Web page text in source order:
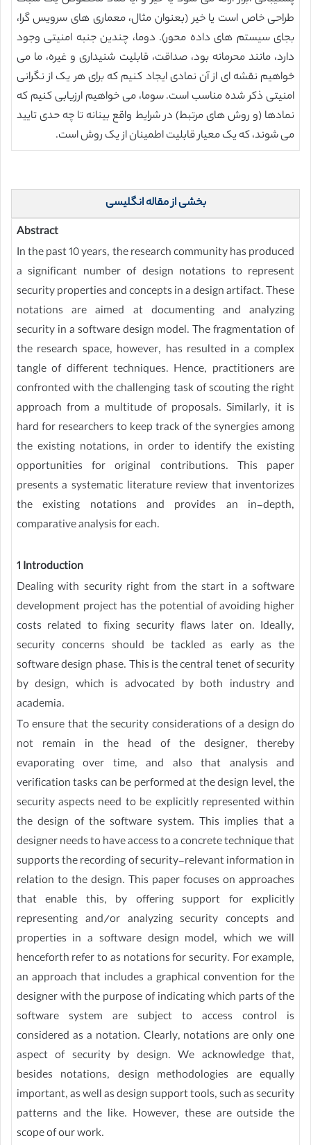
طراحی خاص است یا خیر (بعنوان مثال، معماری های سرویس گرا،
بجای سیستم های داده محور). دوما، چندین جنبه امنیتی وجود
دارد، مانند محرمانه بود، صداقت، قابلیت شنیداری و غیره، ما می
خواهیم نقشه ای از آن نمادی ایجاد کنیم که برای هر یک از نگرانی
امنیتی ذکر شده مناسب است. سوما، می خواهیم ارزیابی کنیم که
نمادها (و روش های مرتبط) در شرایط واقع بینانه تا چه حدی تایید
می شوند، که یک معیار قابلیت اطمینان از یک روش است.
بخشی از مقاله انگلیسی
Abstract
In the past 10 years, the research community has produced
a significant number of design notations to represent
security properties and concepts in a design artifact. These
notations are aimed at documenting and analyzing
security in a software design model. The fragmentation of
the research space, however, has resulted in a complex
tangle of different techniques. Hence, practitioners are
confronted with the challenging task of scouting the right
approach from a multitude of proposals. Similarly, it is
hard for researchers to keep track of the synergies among
the existing notations, in order to identify the existing
opportunities for original contributions. This paper
presents a systematic literature review that inventorizes
the existing notations and provides an in-depth,
comparative analysis for each.
1 Introduction
Dealing with security right from the start in a software
development project has the potential of avoiding higher
costs related to fixing security flaws later on. Ideally,
security concerns should be tackled as early as the
software design phase. This is the central tenet of security
by design, which is advocated by both industry and
academia.
To ensure that the security considerations of a design do
not remain in the head of the designer, thereby
evaporating over time, and also that analysis and
verification tasks can be performed at the design level, the
security aspects need to be explicitly represented within
the design of the software system. This implies that a
designer needs to have access to a concrete technique that
supports the recording of security-relevant information in
relation to the design. This paper focuses on approaches
that enable this, by offering support for explicitly
representing and/or analyzing security concepts and
properties in a software design model, which we will
henceforth refer to as notations for security. For example,
an approach that includes a graphical convention for the
designer with the purpose of indicating which parts of the
software system are subject to access control is
considered as a notation. Clearly, notations are only one
aspect of security by design. We acknowledge that,
besides notations, design methodologies are equally
important, as well as design support tools, such as security
patterns and the like. However, these are outside the
scope of our work.